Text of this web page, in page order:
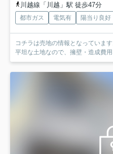
川越線「川越」駅 徒歩47分
都市ガス 電気有 陽当り良好
コチラは売地の情報となっていま
平坦な土地なので、擁壁・造成費